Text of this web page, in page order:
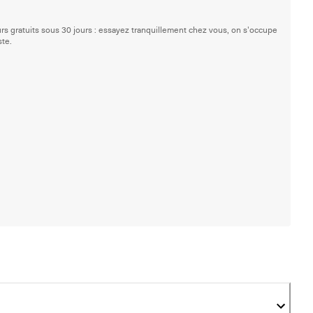
gratuits sous 30 jours : essayez tranquillement chez vous, on s'occupe